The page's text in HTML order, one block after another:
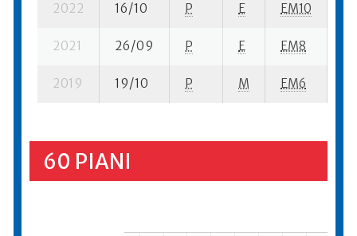
2022 16/10 P E EM10
2021 26/09 P E EM8
2019 19/10 P M EM6
60 PIANI